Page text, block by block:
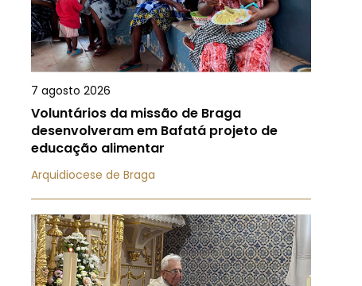
7 agosto 2026
Voluntários da missão de Braga
desenvolveram em Bafatá projeto de
educação alimentar
Arquidiocese de Braga